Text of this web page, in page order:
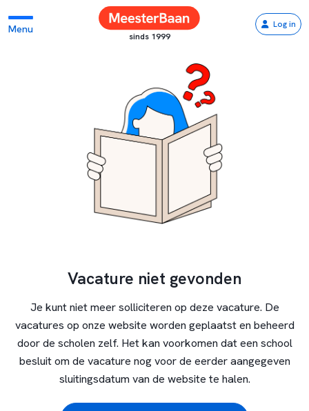
Menu
sinds 1999
Log in
Vacature niet gevonden
Je kunt niet meer solliciteren op deze vacature. De
vacatures op onze website worden geplaatst en beheerd
door de scholen zelf. Het kan voorkomen dat een school
besluit om de vacature nog voor de eerder aangegeven
sluitingsdatum van de website te halen.